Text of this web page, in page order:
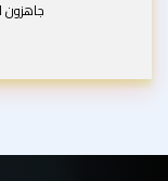
جاهزون